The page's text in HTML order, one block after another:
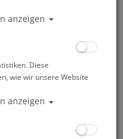
anzeigen
Diese
wie wir unsere Website
anzeigen